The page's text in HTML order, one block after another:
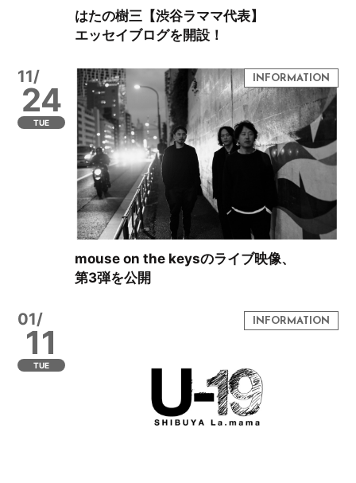
はたの樹三【渋谷ラママ代表】
エッセイブログを開設！
11/
24
TUE
mouse on the keysのライブ映像、
第3弾を公開
01/
11
TUE